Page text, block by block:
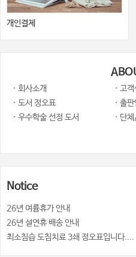
개인결제
· 회사소개
· 고객
· 도서 정오표
· 출판
· 우수학술 선정 도서
· 단
Notice
26년 여륨휴가 안내
26년 설연휴 배송 안내
최소침습 도침치료 3쇄 정오표입니다....